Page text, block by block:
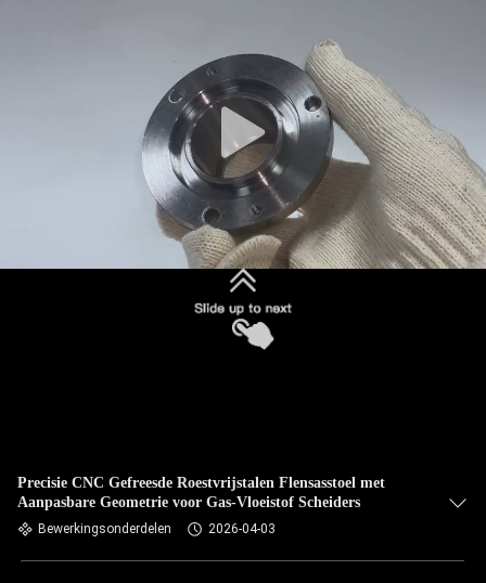
Precisie CNC Gefreesde Roestvrijstalen Flensasstoel met
Aanpasbare Geometrie voor Gas-Vloeistof Scheiders
Bewerkingsonderdelen 2026-04-03